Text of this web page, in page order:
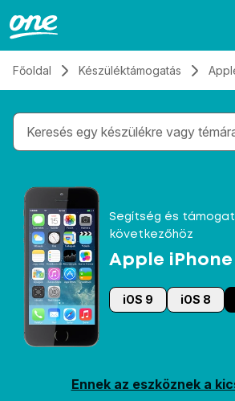
Főoldal Készüléktámogatás
Gépelés közben megjelennek a
Segítség és
következőhöz
Apple iPhone
iOS 9 iOS 8
Ennek az eszköznek a